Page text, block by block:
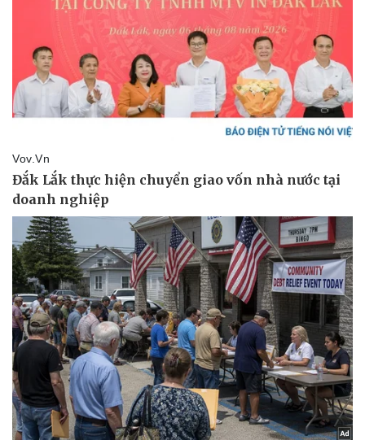
Doanh nghiệp
Thông tin doanh nghiệp
Công nghệ
Sành điệu